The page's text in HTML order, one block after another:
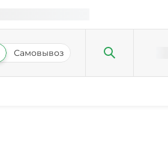
Самовывоз